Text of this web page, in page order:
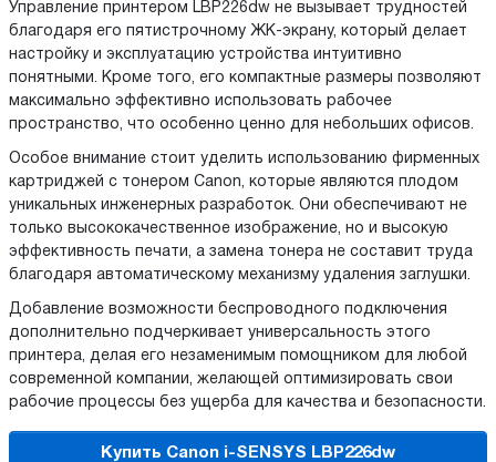
Управление принтером LBP226dw не вызывает трудностей
благодаря его пятистрочному ЖК-экрану, который делает
настройку и эксплуатацию устройства интуитивно
понятными. Кроме того, его компактные размеры позволяют
максимально эффективно использовать рабочее
пространство, что особенно ценно для небольших офисов.
Особое внимание стоит уделить использованию фирменных
картриджей с тонером Canon, которые являются плодом
уникальных инженерных разработок. Они обеспечивают не
только высококачественное изображение, но и высокую
эффективность печати, а замена тонера не составит труда
благодаря автоматическому механизму удаления заглушки.
Добавление возможности беспроводного подключения
дополнительно подчеркивает универсальность этого
принтера, делая его незаменимым помощником для любой
современной компании, желающей оптимизировать свои
рабочие процессы без ущерба для качества и безопасности.
Купить Canon i-SENSYS LBP226dw